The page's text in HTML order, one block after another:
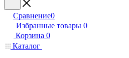
Сравнение0
Избранные товары 0
Корзина 0
Каталог